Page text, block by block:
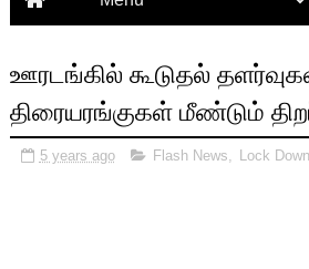
ஊரடங்கில் கூடுதல்
திரையரங்குகள் மீண்டும்
5 years ago Flash News Lock Down